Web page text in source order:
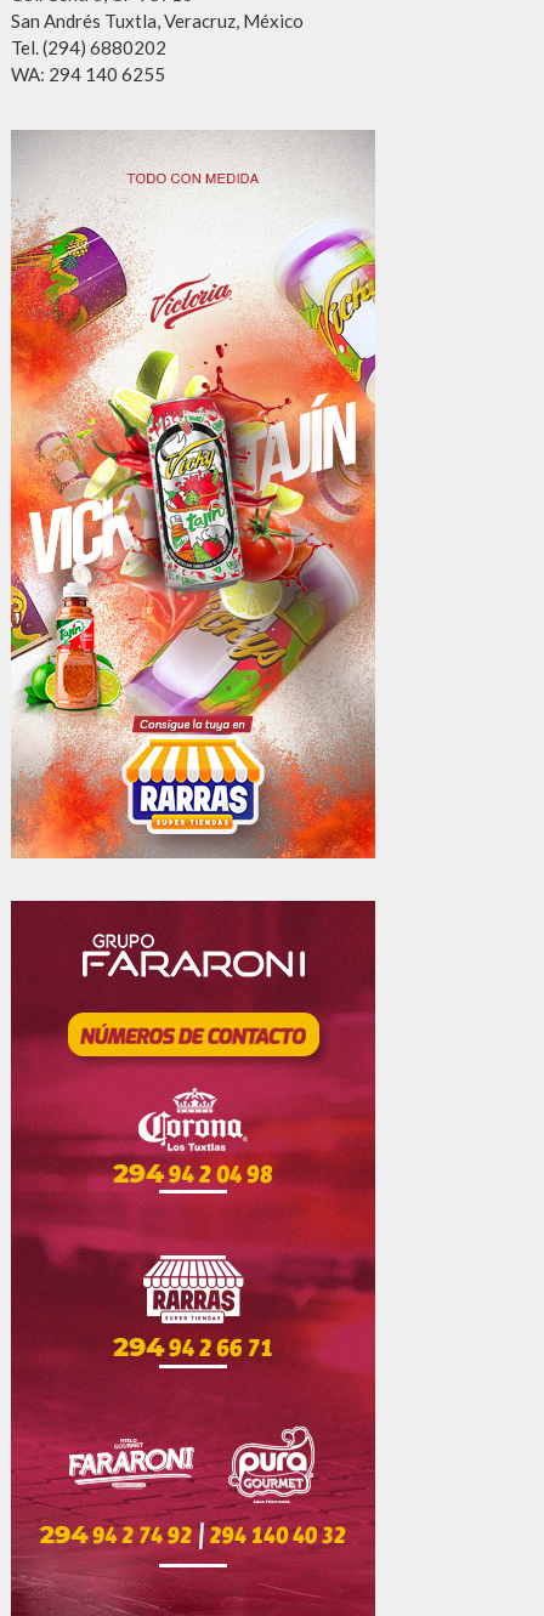
San Andrés Tuxtla, Veracruz, México
Tel. (294) 6880202
WA: 294 140 6255